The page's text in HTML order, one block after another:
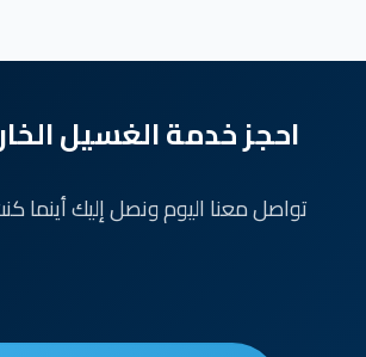
احجز خدمة الغسيل
تواصل معنا اليوم ونصل إليك أينما